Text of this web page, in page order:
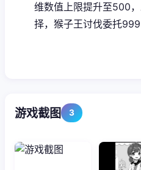
维数值上限提升至500
择，猴子王讨伐委托999
游戏截图 3